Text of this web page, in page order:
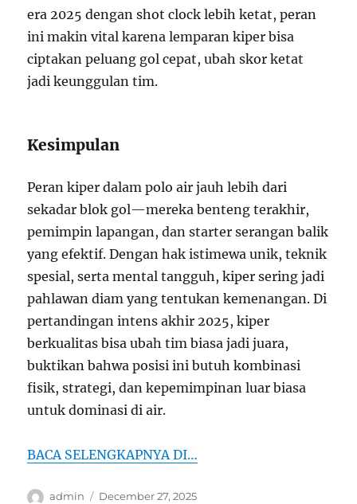
era 2025 dengan shot clock lebih ketat, peran
ini makin vital karena lemparan kiper bisa
ciptakan peluang gol cepat, ubah skor ketat
jadi keunggulan tim.
Kesimpulan
Peran kiper dalam polo air jauh lebih dari
sekadar blok gol—mereka benteng terakhir,
pemimpin lapangan, dan starter serangan balik
yang efektif. Dengan hak istimewa unik, teknik
spesial, serta mental tangguh, kiper sering jadi
pahlawan diam yang tentukan kemenangan. Di
pertandingan intens akhir 2025, kiper
berkualitas bisa ubah tim biasa jadi juara,
buktikan bahwa posisi ini butuh kombinasi
fisik, strategi, dan kepemimpinan luar biasa
untuk dominasi di air.
BACA SELENGKAPNYA DI…
Author
admin
Posted
December 27, 2025